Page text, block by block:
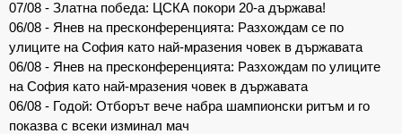
07/08 - Златна победа: ЦСКА покори 20-а държава!
06/08 - Янев на пресконференцията: Разхождам се по
улиците на София като най-мразения човек в държавата
06/08 - Янев на пресконференцията: Разхождам по улиците
на София като най-мразения човек в държавата
06/08 - Годой: Отборът вече набра шампионски ритъм и го
показва с всеки изминал мач